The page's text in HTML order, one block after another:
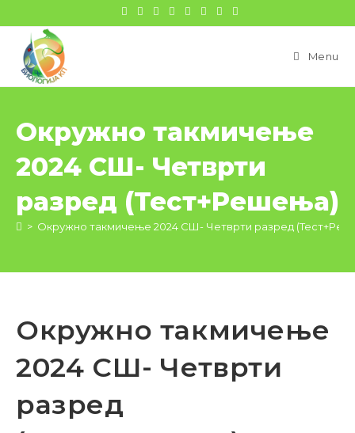
Menu
Окружно такмичење
2024 СШ- Четврти
разред (Тест+Решења)
> Окружно такмичење 2024 СШ- Четврти разред
Окружно такмичење
2024 СШ- Четврти
разред